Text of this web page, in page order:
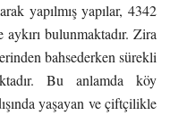
yapılmış yapılar, 4342
bulunmaktadır. Zira
bahsederken sürekli
Bu anlamda köy
yaşayan ve çiftçilikle